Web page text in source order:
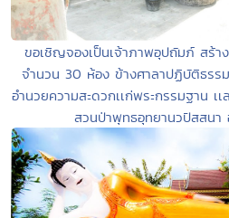
ขอเชิญจองเป็นเจ้าภาพอุปถัมภ์ สร้า
จำนวน 30 ห้อง ข้างศาลาปฏิบัติธร
อำนวยความสะดวกเเก่พระกรรมฐาน
สวนป่าพุทธอุทยานวปัสสนา